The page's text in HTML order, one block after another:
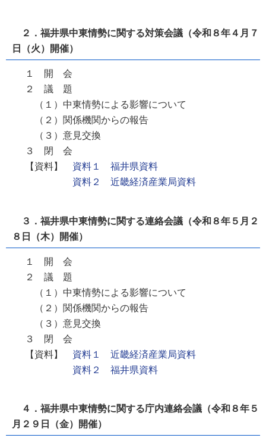
２．福井県中東情勢に関する対策会議（令和８年４月７
日（火）開催）
１ 開 会
２ 議 題
（１）中東情勢による影響について
（２）関係機関からの報告
（３）意見交換
３ 閉 会
【資料】 資料１ 福井県資料
資料２ 近畿経済産業局資料
３．福井県中東情勢に関する連絡会議（令和８年５月２
８日（木）開催）
１ 開 会
２ 議 題
（１）中東情勢による影響について
（２）関係機関からの報告
（３）意見交換
３ 閉 会
【資料】 資料１ 近畿経済産業局資料
資料２ 福井県資料
４．福井県中東情勢に関する庁内連絡会議（令和８年５
月２９日（金）開催）